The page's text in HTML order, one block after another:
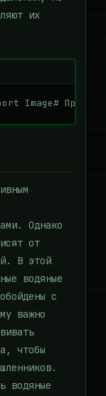
их
Image#
Однако
от
В этой
водяные
с
важно
чтобы
водяные